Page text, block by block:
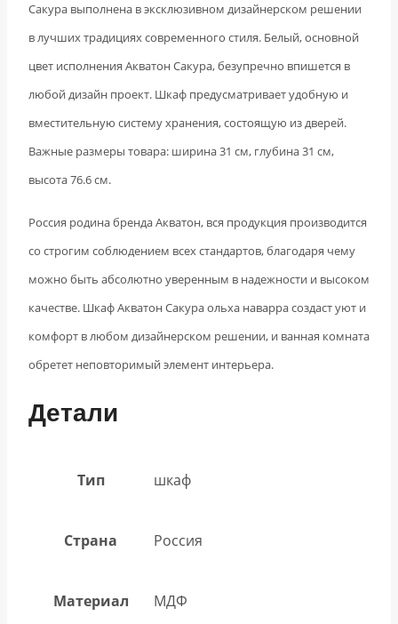
Сакура выполнена в эксклюзивном дизайнерском решении
в лучших традициях современного стиля. Белый, основной
цвет исполнения Акватон Сакура, безупречно впишется в
любой дизайн проект. Шкаф предусматривает удобную и
вместительную систему хранения, состоящую из дверей.
Важные размеры товара: ширина 31 см, глубина 31 см,
высота 76.6 см.
Россия родина бренда Акватон, вся продукция производится
со строгим соблюдением всех стандартов, благодаря чему
можно быть абсолютно уверенным в надежности и высоком
качестве. Шкаф Акватон Сакура ольха наварра создаст уют и
комфорт в любом дизайнерском решении, и ванная комната
обретет неповторимый элемент интерьера.
Детали
Тип шкаф
Страна Россия
Материал МДФ